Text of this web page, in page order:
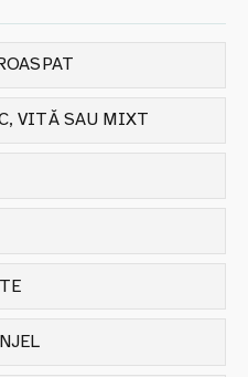
VITĂ SAU MIXT